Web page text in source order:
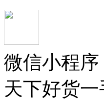
微信小程序
天下好货